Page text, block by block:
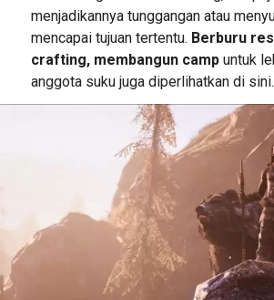
menjadikannya tunggangan atau
mencapai tujuan tertentu. Berburu
crafting, membangun campuntuk
anggota suku juga diperlihatkan di sini.